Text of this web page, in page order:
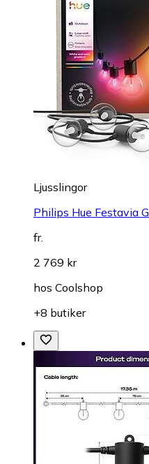
Ljusslingor
Philips Hue Festavia
fr.
2 769 kr
hos Coolshop
+8 butiker